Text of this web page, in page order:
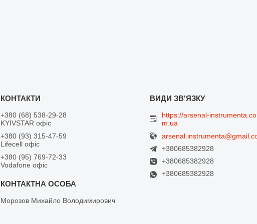
+380 (68) 538-29-28
KYIVSTAR офіс
+380 (93) 315-47-59
Lifecell офіс
+380 (95) 769-72-33
Vodafone офіс
Морозов Михайло Володимирович
https://arsenal-instrumenta.co
m.ua
+380685382928
+380685382928
+380685382928